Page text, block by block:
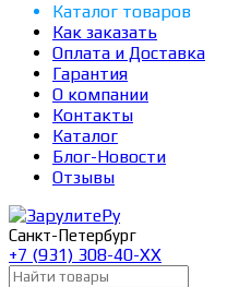
Каталог товаров
Как заказать
Оплата и Доставка
Гарантия
О компании
Контакты
Каталог
Блог-Новости
Отзывы
Санкт-Петербург
+7 (931) 308-40-ХХ